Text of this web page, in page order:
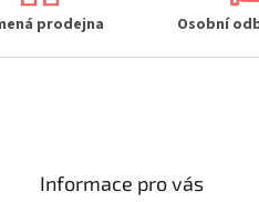
prodejna Osobní
Informace pro vás